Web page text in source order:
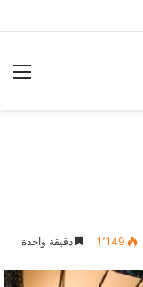
1٬149 دقيقة واحدة